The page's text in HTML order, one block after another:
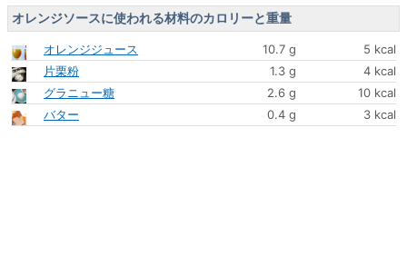
オレンジソースに使われる材料のカロリーと重量
オレンジジュース 10.7 g
5 kcal
片栗粉
1.3 g
4 kcal
グラニュー糖
2.6 g
10 kcal
バター
0.4 g 3 kcal